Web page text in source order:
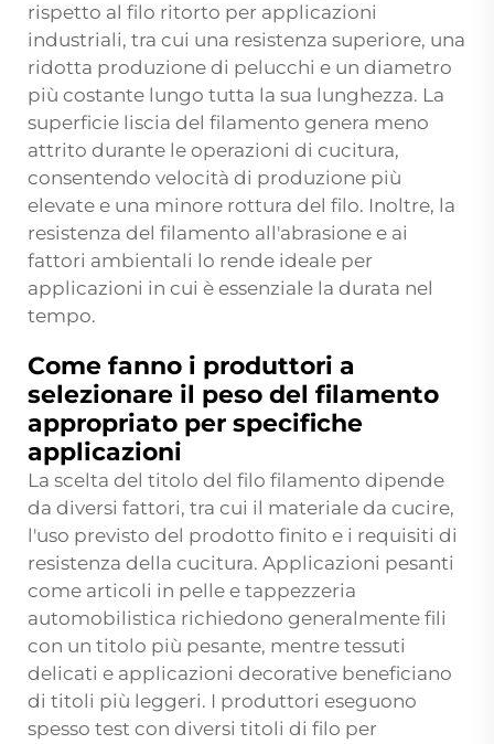
rispetto al filo ritorto per applicazioni
industriali, tra cui una resistenza superiore, una
ridotta produzione di pelucchi e un diametro
più costante lungo tutta la sua lunghezza. La
superficie liscia del filamento genera meno
attrito durante le operazioni di cucitura,
consentendo velocità di produzione più
elevate e una minore rottura del filo. Inoltre, la
resistenza del filamento all'abrasione e ai
fattori ambientali lo rende ideale per
applicazioni in cui è essenziale la durata nel
tempo.
Come fanno i produttori a
selezionare il peso del filamento
appropriato per specifiche
applicazioni
La scelta del titolo del filo filamento dipende
da diversi fattori, tra cui il materiale da cucire,
l'uso previsto del prodotto finito e i requisiti di
resistenza della cucitura. Applicazioni pesanti
come articoli in pelle e tappezzeria
automobilistica richiedono generalmente fili
con un titolo più pesante, mentre tessuti
delicati e applicazioni decorative beneficiano
di titoli più leggeri. I produttori eseguono
spesso test con diversi titoli di filo per